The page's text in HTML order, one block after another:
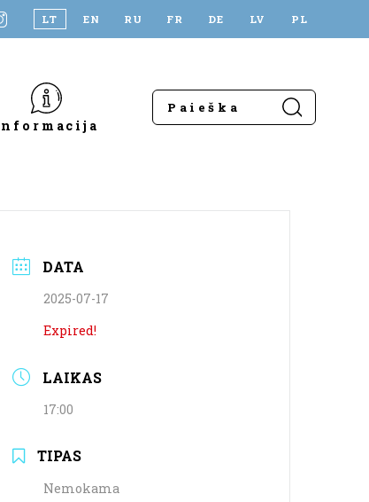
LT EN RU FR DE LV PL
DATA
2025-07-17
Expired!
LAIKAS
17:00
TIPAS
Nemokama